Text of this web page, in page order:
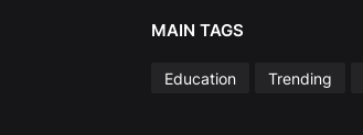
MAIN TAGS
Education Trending